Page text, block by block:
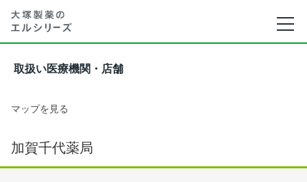
取扱い医療機関・店舗
マップを見る
加賀千代薬局